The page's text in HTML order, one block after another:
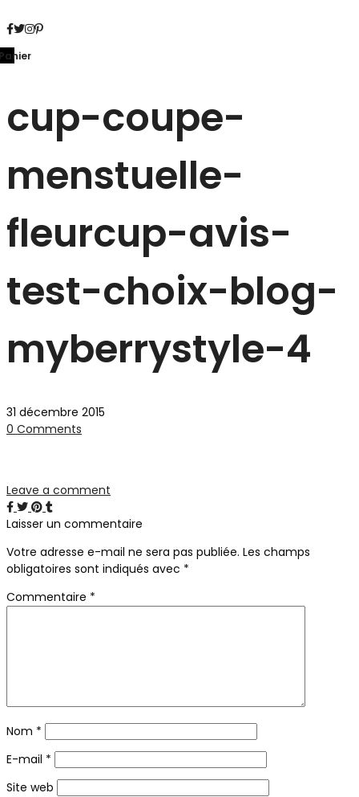
cup-coupe-
menstuelle-
fleurcup-avis-
test-choix-blog-
myberrystyle-4
31 décembre 2015
0 Comments
Leave a comment
Laisser un commentaire
Votre adresse e-mail ne sera pas publiée. Les champs
obligatoires sont indiqués avec *
Commentaire *
Nom *
E-mail *
Site web